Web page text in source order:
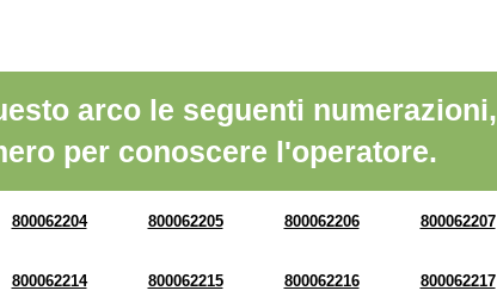
arco le seguenti numerazioni,
per conoscere l'operatore.
800062204 800062205 800062206 800062207
800062214 800062215 800062216 800062217